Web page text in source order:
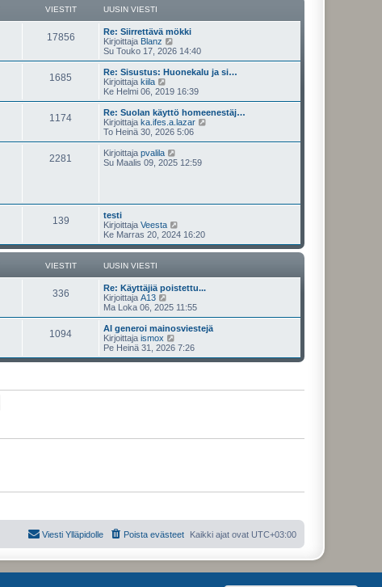
t
i
v
t
u
s
n
v
i
s
t
i
VIESTIT UUSIN VIESTI
17856
Re: Siirrettävä mökki
Kirjoittaja Blanz
ä
y
t
u
s
i
n
v
e
s
Su Touko 17, 2026 14:40
1685
Re: Sisustus: Huonekalu ja si…
Kirjoittaja kiila
ä
y
t
ä
u
s
i
n
s
i
Ke Helmi 06, 2019 16:39
1174
Re: Suolan käyttö homeenestäj…
Kirjoittaja ka.ifes.a.lazar
y
s
To Heinä 30, 2026 5:06
2281 Kirjoittaja pvalila
ä
s
i
n
v
s
t
Su Maalis 09, 2025 12:59
139
testi
Kirjoittaja Veesta
ä
y
t
s
n
v
i
s
t
Ke Marras 20, 2024 16:20
VIESTIT UUSIN VIESTI
336
Re: Käyttäjiä poistettu...
Kirjoittaja A13
ä
y
t
ä
u
s
v
i
Ma Loka 06, 2025 11:55
1094
AI generoi mainosviestejä
Kirjoittaja ismox
ä
y
Pe Heinä 31, 2026 7:26
Kaikki ajat ovat UTC+03:00
Poista evästeet
Viesti Ylläpidolle